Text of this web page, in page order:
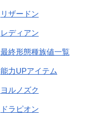
リザードン
レディアン
最終形態種族値一覧
能力UPアイテム
ヨルノズク
ドラピオン